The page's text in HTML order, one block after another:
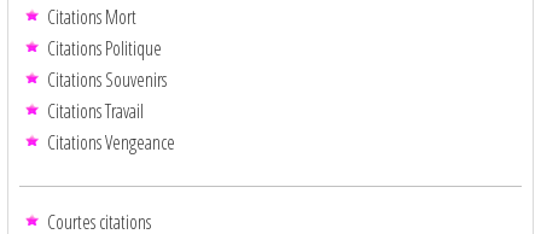
Citations Mort
Citations Politique
Citations Souvenirs
Citations Travail
Citations Vengeance
Courtes citations